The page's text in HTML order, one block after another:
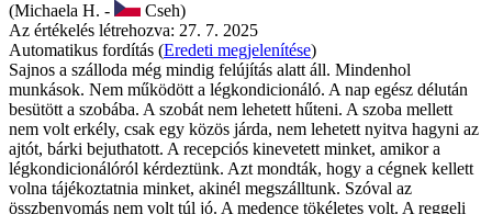
(Michaela H. -
Cseh)
Az értékelés létrehozva: 27. 7. 2025
Automatikus fordítás (Eredeti megjelenítése)
Sajnos a szálloda még mindig felújítás alatt áll. Mindenhol
munkások. Nem működött a légkondicionáló. A nap egész délután
besütött a szobába. A szobát nem lehetett hűteni. A szoba mellett
nem volt erkély, csak egy közös járda, nem lehetett nyitva hagyni az
ajtót, bárki bejuthatott. A recepciós kinevetett minket, amikor a
légkondicionálóról kérdeztünk. Azt mondták, hogy a cégnek kellett
volna tájékoztatnia minket, akinél megszálltunk. Szóval az
összbenyomás nem volt túl jó. A medence tökéletes volt. A reggeli